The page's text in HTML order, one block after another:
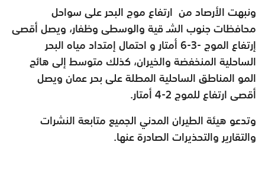
ونبهت الأرصاد من ارتفاع موج البحر على سواحل
محافظات جنوب الشـ قية والوسطى وظفار، ويصل أقصى
إرتفاع الموج -3-6 أمتار و احتمال إمتداد مياه البحر
الساحلية المنخفضة والخيران، كذلك متوسط إلى هائج
المو المناطق الساحلية المطلة على بحر عمان ويصل
أقصى ارتفاع للموج 2-4 أمتار.
وتدعو هيئة الطيران المدني الجميع متابعة النشرات
والتقارير والتحذيرات الصادرة عنها.